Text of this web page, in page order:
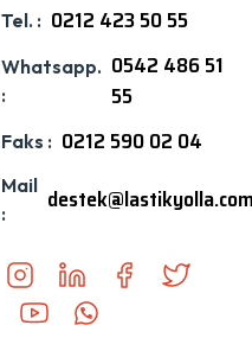
Tel. : 0212 423 50 55
Whatsapp.
:
0542 486 51
55
Faks : 0212 590 02 04
Mail
: